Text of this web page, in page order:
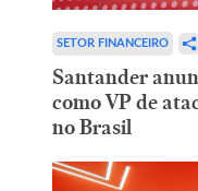
SETOR FINANCEIRO
Santander
como VP de
no Brasil